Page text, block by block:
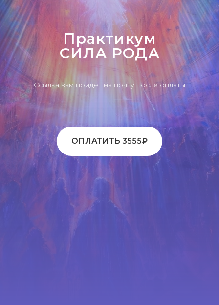
Практикум
СИЛА РОДА
Ссылка вам придет на почту после оплаты
ОПЛАТИТЬ 3555₽